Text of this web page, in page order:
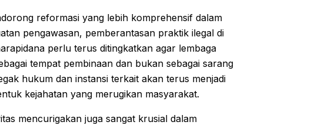
reformasi yang lebih komprehensif dalam
pengawasan, pemberantasan praktik ilegal di
perlu terus ditingkatkan agar lembaga
tempat pembinaan dan bukan sebagai sarang
hukum dan instansi terkait akan terus menjadi
kejahatan yang merugikan masyarakat.
mencurigakan juga sangat krusial dalam